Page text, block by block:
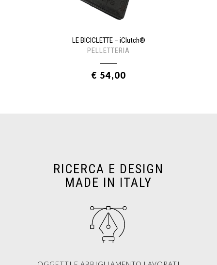
LE BICICLETTE – iClutch®
PELLETTERIA
€ 54,00
RICERCA E DESIGN
MADE IN ITALY